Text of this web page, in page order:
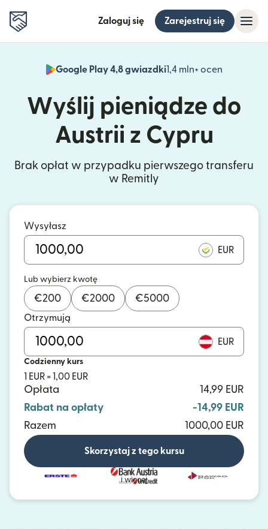
Zaloguj się Zarejestruj się
Google Play 4,8 gwiazdki1,4 mln+ ocen
(otwiera
Wyślij pieniądze do
Austrii z Cypru
Brak opłat w przypadku pierwszego transferu
w Remitly
Wysyłasz
EUR
Lub wybierz kwotę
€200 €2000 €5000
Otrzymują
EUR
Codzienny kurs
1 EUR = 1,00 EUR
Opłata
14,99 EUR
Rabat na opłaty
-14,99 EUR
Razem
1000,00 EUR
Skorzystaj z tego kursu
i więcej